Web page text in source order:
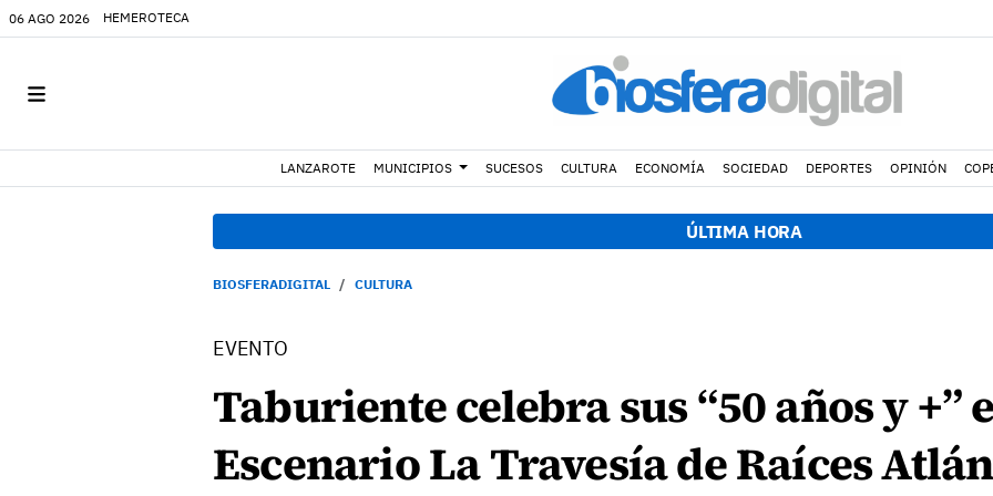
06 AGO 2026 HEMEROTECA
LANZAROTE MUNICIPIOS SUCESOS CULTURA ECONOMÍA SOCIEDAD DEPORTES OPINIÓN
ÚLTIMA HORA
BIOSFERADIGITAL CULTURA
EVENTO
Taburiente celebra sus “50 años y +”
Escenario La Travesía de Raíces